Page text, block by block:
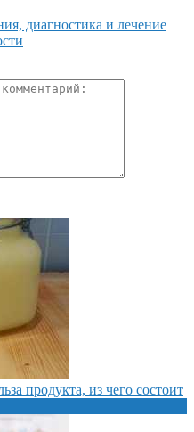
диагностика и лечение
продукта, из чего состоит